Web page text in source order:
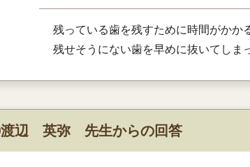
残っている歯を残すために時間がかか
残せそうにない歯を早めに抜いてしま
渡辺 英弥 先生からの回答